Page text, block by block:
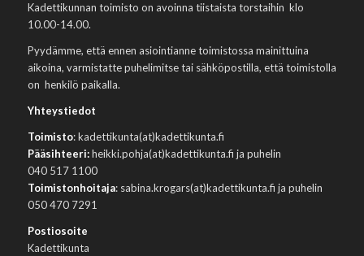
Kadettikunnan toimisto on avoinna tiistaista torstaihin klo
10.00-14.00.
Pyydämme, että ennen asiointianne toimistossa mainittuina
aikoina, varmistatte puhelimitse tai sähköpostilla, että toimistolla
on henkilö paikalla.
Yhteystiedot
Toimisto: kadettikunta(at)kadettikunta.fi
Pääsihteeri:heikki.pohja(at)kadettikunta.fi ja puhelin
040 517 1100
Toimistonhoitaja: sabina.krogars(at)kadettikunta.fi ja puhelin
050 470 7291
Postiosoite
Kadettikunta